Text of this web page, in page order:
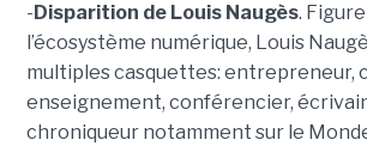
- Disparition de Louis Naugès.
l’écosystème numérique, Louis
multiples casquettes: entrepreneur,
enseignement, conférencier,
chroniqueur notamment sur le